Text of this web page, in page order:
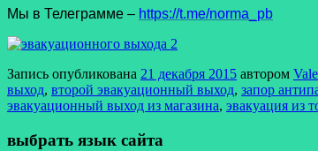
Мы в Телеграмме – https://t.me/norma_pb
Запись опубликована 21 декабря 2015 автором
выход, второй эвакуационный выход, запор
эвакуационный выход из магазина, эвакуация из
выбрать язык сайта